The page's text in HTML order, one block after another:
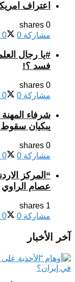
اعتراف
0 shares
مشاركة 0
0
#يا رجال
فسد ؟!
0 shares
مشاركة 0
0
شرفاء
يبكيان سقوط
0 shares
مشاركة 0
0
“المركز
عصام الراوي
1 shares
مشاركة 0
0
آخر الأخبار